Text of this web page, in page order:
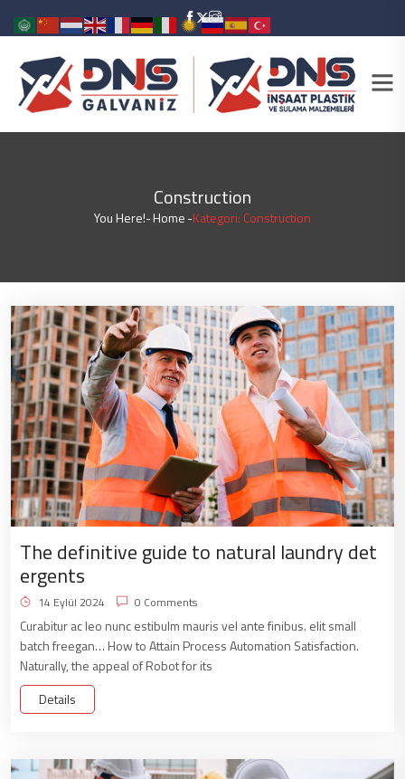
Construction
You Here!-Home-Kategori: Construction
The definitive guide to natural laundry det
ergents
14 Eylül 2024 0 Comments
Curabitur ac leo nunc estibulm mauris vel ante finibus. elit small
batch freegan… How to Attain Process Automation Satisfaction.
Naturally, the appeal of Robot for its
Details